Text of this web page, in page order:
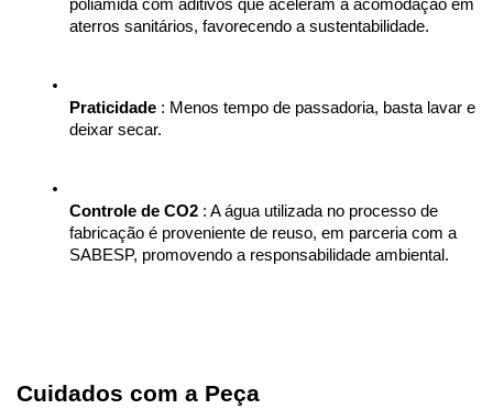
poliamida com aditivos que aceleram a acomodação em
aterros sanitários, favorecendo a sustentabilidade.
Praticidade : Menos tempo de passadoria, basta lavar e
deixar secar.
Controle de CO2 : A água utilizada no processo de
fabricação é proveniente de reuso, em parceria com a
SABESP, promovendo a responsabilidade ambiental.
Cuidados com a Peça